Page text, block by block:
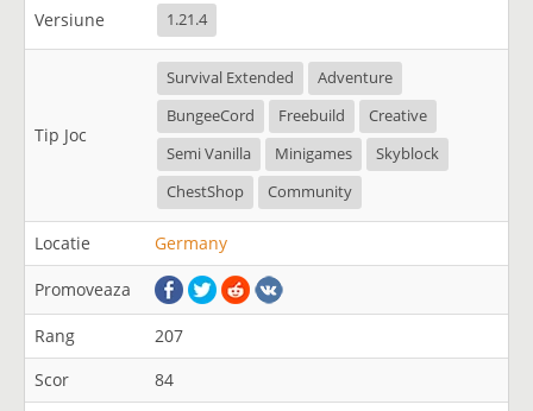
Versiune 1.21.4
Tip Joc
Survival Extended
Adventure
BungeeCord
Freebuild
Creative
Semi Vanilla
Minigames
Skyblock
ChestShop
Community
Locatie Germany
Promoveaza
Rang
207
Scor
84